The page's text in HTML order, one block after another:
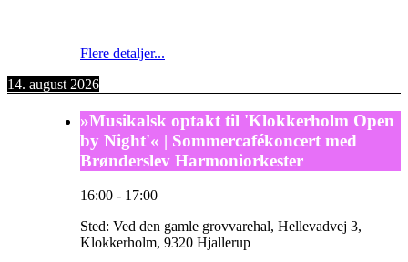
Flere detaljer...
14. august 2026
»Musikalsk optakt til 'Klokkerholm Open
by Night'« | Sommercafékoncert med
Brønderslev Harmoniorkester
16:00 - 17:00
Sted: Ved den gamle grovvarehal, Hellevadvej 3,
Klokkerholm, 9320 Hjallerup